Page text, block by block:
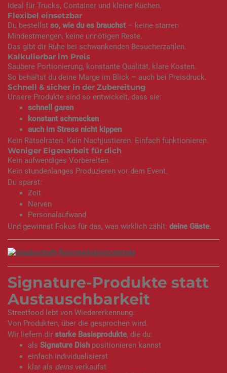
Ideal für Trucks, Container und kleine Küchen.
Flexibel einsetzbar
Du bestellst so, wie du es brauchst – keine starren
Mindestmengen, keine unnötigen Reste.
Das gibt dir Ruhe bei schwankenden Besucherzahlen.
Kalkulierbar im Preis
Saubere Portionierung, konstante Qualität, klare Kosten.
So behältst du deine Marge im Blick – auch bei Preisdruck.
Schnell & sicher in der Zubereitung
Unsere Produkte sind so entwickelt, dass sie:
schnell garen
konstant schmecken
auch im Stress nicht kippen
Kein Rätselraten. Kein Nachjustieren. Einfach funktionieren.
Weniger Eigenarbeit für dich
Kein aufwendiges Vorbereiten.
Kein stundenlanges Produzieren vor dem Event.
Du sparst:
Zeit
Nerven
Personalaufwand
Und gewinnst Fokus für das, was wirklich zählt: deine Gäste.
Signature-Produkte statt
Austauschbarkeit
Streetfood lebt von Wiedererkennung.
Von Produkten, über die gesprochen wird.
Wir liefern dir starke Basisprodukte, die du:
als Signature Dish positionieren kannst
einfach individualisierst
klar als deinsverkaufst